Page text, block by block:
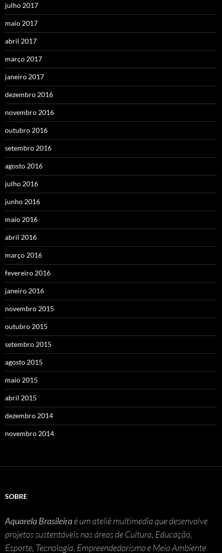
julho 2017
maio 2017
abril 2017
março 2017
janeiro 2017
dezembro 2016
novembro 2016
outubro 2016
setembro 2016
agosto 2016
julho 2016
junho 2016
maio 2016
abril 2016
março 2016
fevereiro 2016
janeiro 2016
novembro 2015
outubro 2015
setembro 2015
agosto 2015
maio 2015
abril 2015
dezembro 2014
novembro 2014
SOBRE
Aquarela Brasileiraé um ateliê multimedia que desenvolve
projetos sustentáveis nas áreas de Cultura, Educação,
Esporte, Tecnologia, Empreendedorismo e Meio Ambiente